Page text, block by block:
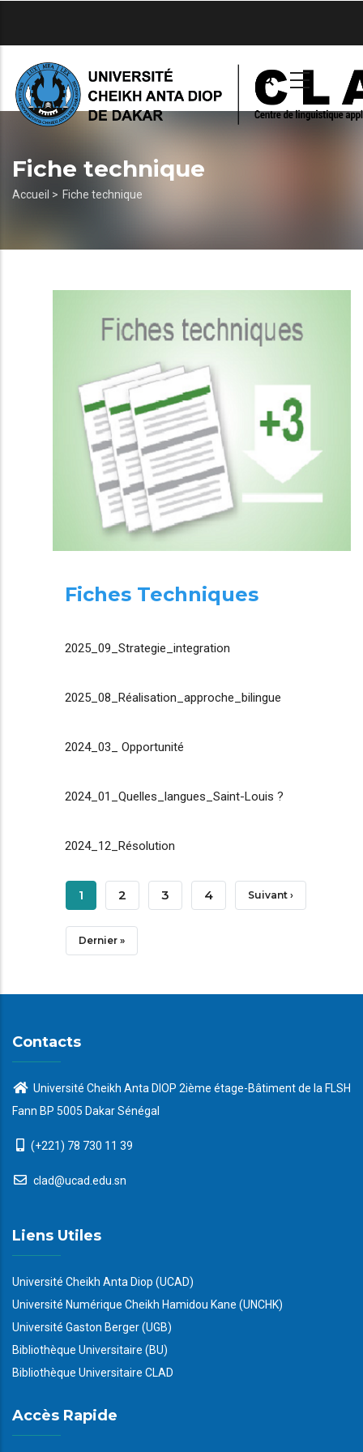
principal
Fiche technique
Fil
Accueil > Fiche technique
Fiches Techniques
2025_09_Strategie_integration
2025_08_Réalisation_approche_bilingue
2024_03_ Opportunité
2024_01_Quelles_langues_Saint-Louis ?
2024_12_Résolution
Pagination
Page
Courante
1 Page
2 Page
3 Page
4 Page
Suivant ›
Dernière
Dernier »
Contacts
Université Cheikh Anta DIOP 2ième étage-Bâtiment de la FLSH
Fann BP 5005 Dakar Sénégal
(+221) 78 730 11 39
clad@ucad.edu.sn
Liens Utiles
Université Cheikh Anta Diop (UCAD)
Université Numérique Cheikh Hamidou Kane (UNCHK)
Université Gaston Berger (UGB)
Bibliothèque Universitaire (BU)
Bibliothèque Universitaire CLAD
Accès Rapide